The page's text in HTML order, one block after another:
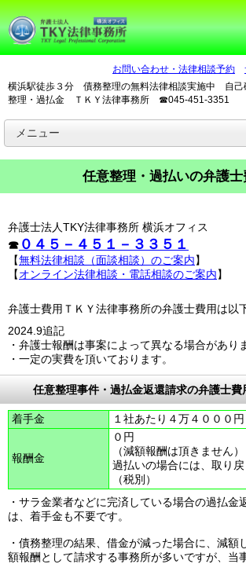
お問い合わせ・法律相談予約
横浜駅徒歩３分 債務整理の無料法律相談実施中 自己
整理・過払金 ＴＫＹ法律事務所 ☎045-451-3351
任意整理・過払いの弁護士
弁護士法人TKY法律事務所 横浜オフィス
☎ ０４５－４５１－３３５１
【無料法律相談（面談相談）のご案内】
【オンライン法律相談・電話相談のご案内】
弁護士費用ＴＫＹ法律事務所の弁護士費用は以
2024.9追記
・弁護士報酬は事案によって異なる場合があり
・一定の実費を頂いております。
任意整理事件・過払金返還請求の弁護士費
着手金 １社あたり４万４０００円
報酬金
０円
（減額報酬は頂きません）
過払いの場合には、取り
（税別）
・サラ金業者などに完済している場合の過払金
は、着手金も不要です。
・債務整理の結果、借金が減った場合に、減額
額報酬として請求する事務所が多いですが、当